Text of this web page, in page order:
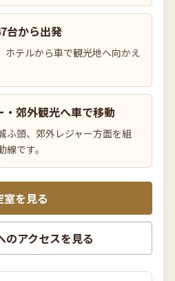
台から出発
ホテルから車で観光地へ向かえ
・郊外観光へ車で移動
ふ頭、郊外レジャー方面を組
です。
室を見る
のアクセスを見る